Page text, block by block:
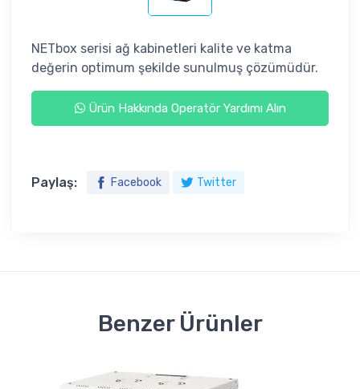
NETbox serisi ağ kabinetleri kalite ve katma
değerin optimum şekilde sunulmuş çözümüdür.
Ürün Hakkında Operatör Yardımı Alın
Paylaş: Facebook Twitter
Benzer Ürünler